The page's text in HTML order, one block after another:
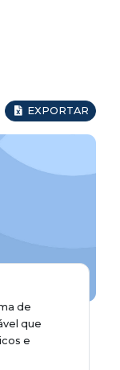
EXPORTAR
de
que
e